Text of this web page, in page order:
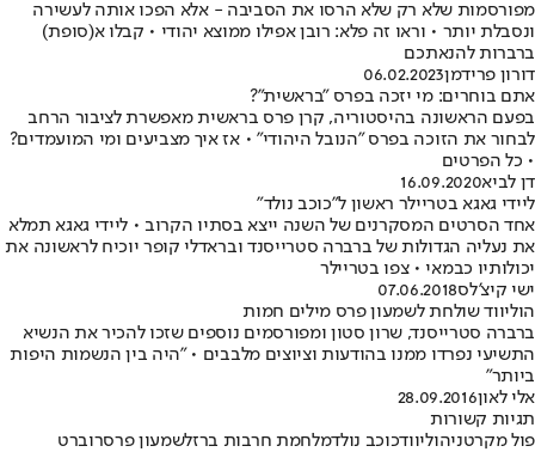
מפורסמות שלא רק שלא הרסו את הסביבה - אלא הפכו אותה לעשירה
ונסבלת יותר • וראו זה פלא: רובן אפילו ממוצא יהודי • קבלו א(סופת)
ברברות להנאתכם
דורון פרידמן06.02.2023
אתם בוחרים: מי יזכה בפרס "בראשית"?
בפעם הראשונה בהיסטוריה, קרן פרס בראשית מאפשרת לציבור הרחב
לבחור את הזוכה בפרס "הנובל היהודי" • אז איך מצביעים ומי המועמדים?
• כל הפרטים
דן לביא16.09.2020
ליידי גאגא בטריילר ראשון ל"כוכב נולד"
אחד הסרטים המסקרנים של השנה ייצא בסתיו הקרוב • ליידי גאגא תמלא
את נעליה הגדולות של ברברה סטרייסנד ובראדלי קופר יוכיח לראשונה את
יכולותיו כבמאי • צפו בטריילר
ישי קיצ'לס07.06.2018
הוליווד שולחת לשמעון פרס מילים חמות
ברברה סטרייסנד, שרון סטון ומפורסמים נוספים שזכו להכיר את הנשיא
התשיעי נפרדו ממנו בהודעות וציוצים מלבבים • "היה בין הנשמות היפות
ביותר"
אלי לאון28.09.2016
תגיות קשורות
פול מקרטניהוליוודכוכב נולדמלחמת חרבות ברזלשמעון פרסרוברט